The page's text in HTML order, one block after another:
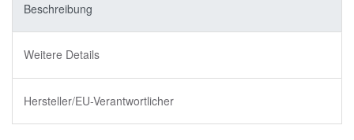
Beschreibung
Weitere Details
Hersteller/EU-Verantwortlicher